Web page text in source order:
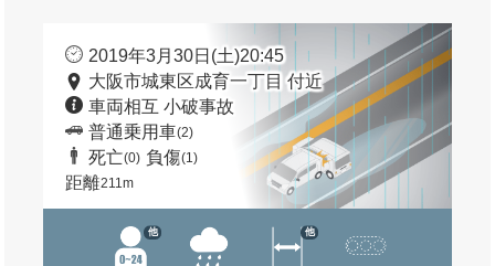
2019年3月30日(土)20:45
大阪市城東区成育一丁目 付近
車両相互 小破事故
普通乗用車(2)
死亡(0) 負傷(1)
距離211m
他 他